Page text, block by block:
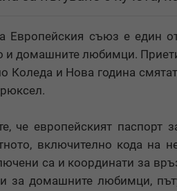
Европейския съюз е един
и домашните любимци.
Коледа и Нова година
че европейският
включително кода на
са и координати за
и за домашните любимци,